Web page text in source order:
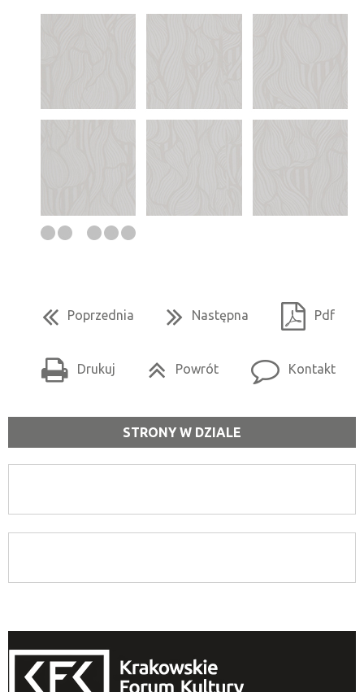
Poprzednia Następna Pdf
Drukuj Powrót Kontakt
STRONY W DZIALE